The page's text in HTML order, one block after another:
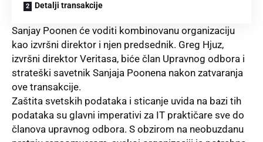
Detalji transakcije
Sanjay Poonen će voditi kombinovanu organizaciju
kao izvršni direktor i njen predsednik. Greg Hjuz,
izvršni direktor Veritasa, biće član Upravnog odbora i
strateški savetnik Sanjaja Poonena nakon zatvaranja
ove transakcije.
Zaštita svetskih podataka i sticanje uvida na bazi tih
podataka su glavni imperativi za IT praktičare sve do
članova upravnog odbora. S obzirom na neobuzdanu